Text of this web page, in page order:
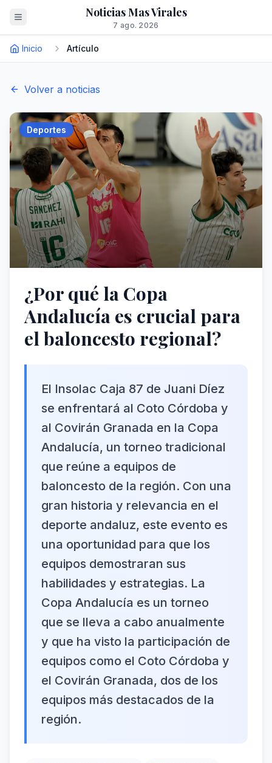
Noticias Mas Virales
7 ago. 2026
Inicio Artículo
Volver a noticias
Deportes
¿Por qué la Copa
Andalucía es crucial para
el baloncesto regional?
El Insolac Caja 87 de Juani Díez
se enfrentará al Coto Córdoba y
al Covirán Granada en la Copa
Andalucía, un torneo tradicional
que reúne a equipos de
baloncesto de la región. Con una
gran historia y relevancia en el
deporte andaluz, este evento es
una oportunidad para que los
equipos demostraran sus
habilidades y estrategias. La
Copa Andalucía es un torneo
que se lleva a cabo anualmente
y que ha visto la participación de
equipos como el Coto Córdoba y
el Covirán Granada, dos de los
equipos más destacados de la
región.